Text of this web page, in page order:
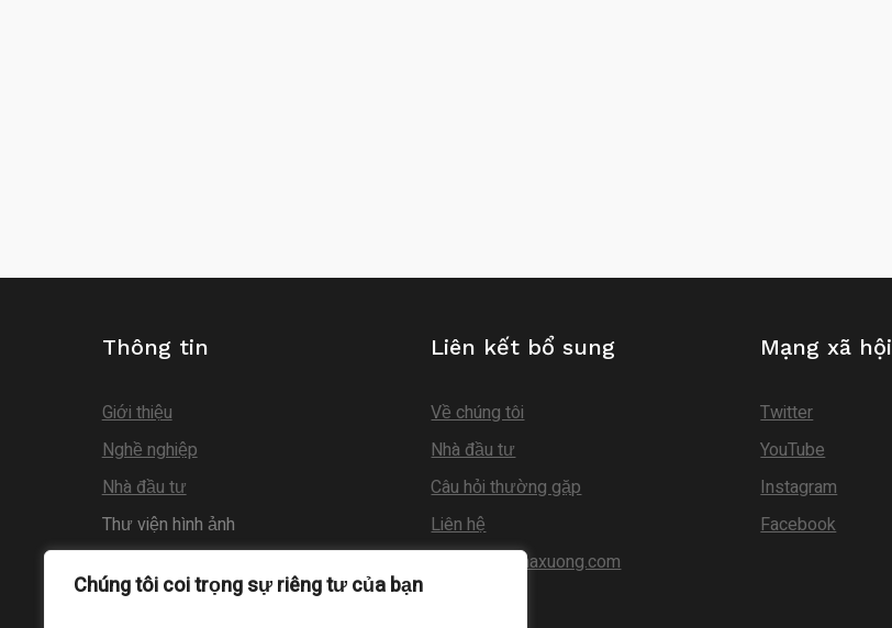
Chúng tôi coi trọng sự riêng tư của bạn
Thông tin
Giới thiệu
Nghề nghiệp
Nhà đầu tư
Thư viện hình ảnh
Liên kết bổ sung
Về chúng tôi
Nhà đầu tư
Câu hỏi thường gặp
Liên hệ
www.kyguinhaxuong.com
Mạng xã hội
Twitter
YouTube
Instagram
Facebook